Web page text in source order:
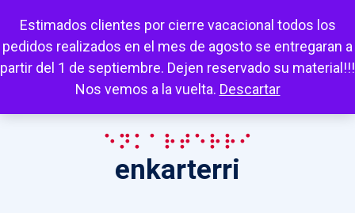
Estimados clientes por cierre vacacional todos los
pedidos realizados en el mes de agosto se entregaran a
partir del 1 de septiembre. Dejen reservado su material!!!
Nos vemos a la vuelta. Descartar
Mi cuenta Carrito Favoritos Escuchar
enkarterri
enkarterri